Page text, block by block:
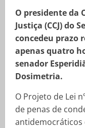
O presidente da
Justiça (CCJ) do
concedeu prazo
apenas quatro
senador
Dosimetria.
O Projeto de Lei
de penas de
antidemocráticos